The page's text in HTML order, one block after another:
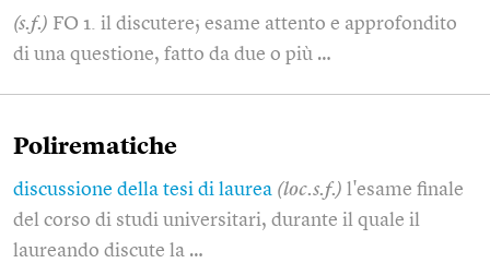
(s.f.) FO 1. il discutere; esame attento e approfondito
di una questione, fatto da due o più …
Polirematiche
discussione della tesi di laurea (loc.s.f.) l'esame finale
del corso di studi universitari, durante il quale il
laureando discute la …